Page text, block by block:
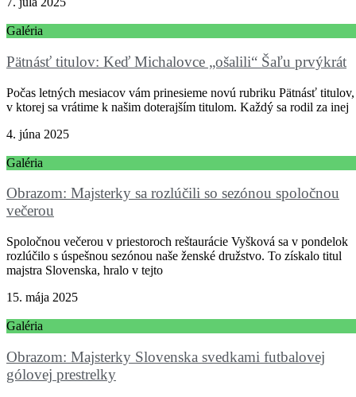
Galéria
Pätnásť titulov: Keď Michalovce „ošalili“ Šaľu prvýkrát
Počas letných mesiacov vám prinesieme novú rubriku Pätnásť titulov,
v ktorej sa vrátime k našim doterajším titulom. Každý sa rodil za inej
4. júna 2025
Galéria
Obrazom: Majsterky sa rozlúčili so sezónou spoločnou
večerou
Spoločnou večerou v priestoroch reštaurácie Vyšková sa v pondelok
rozlúčilo s úspešnou sezónou naše ženské družstvo. To získalo titul
majstra Slovenska, hralo v tejto
15. mája 2025
Galéria
Obrazom: Majsterky Slovenska svedkami futbalovej
gólovej prestrelky